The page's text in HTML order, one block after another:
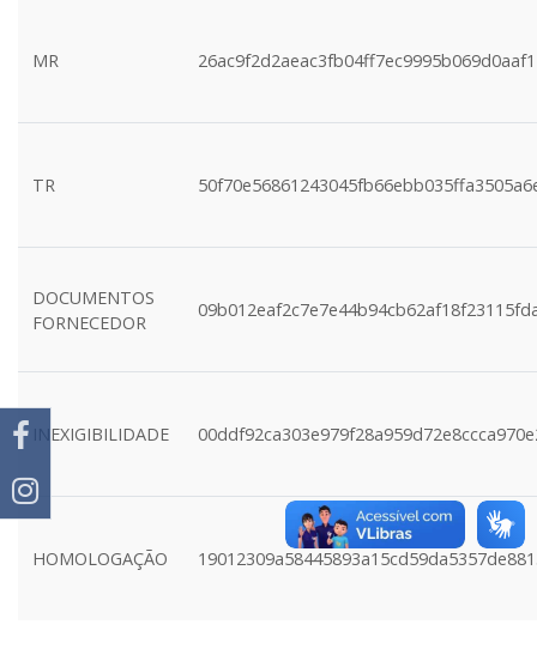
MR
TR
DOCUMENTOS
FORNECEDOR
INEXIGIBILIDADE
HOMOLOGAÇÃO